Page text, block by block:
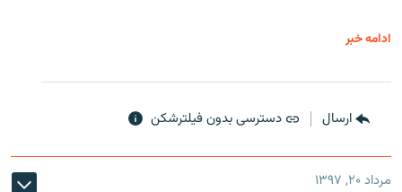
ادامه خبر
ارسال دسترسی بدون فیلترشکن
مرداد ۲۰, ۱۳۹۷